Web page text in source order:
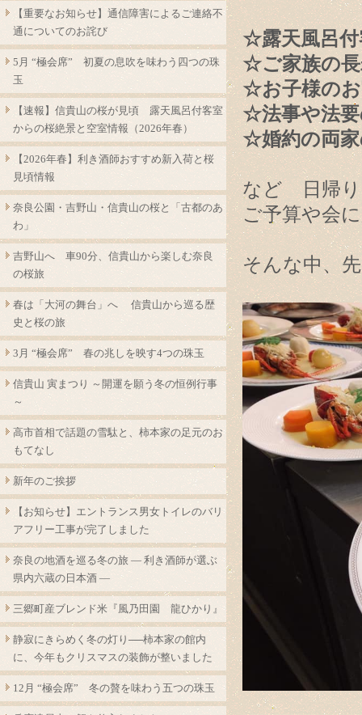
☆露天風呂付
☆ご家族の
☆お子様のお
☆法事や法
☆婚約の両家
など 日帰り
ご予算や会
そんな中、
【重要なお知らせ】通信障害によるご連絡不
通についてのお詫び
5月 “極会席” 初夏の息吹を味わう四つの珠
玉
【速報】信貴山の桜が見頃 露天風呂付客室
からの桜絶景と空室情報（2026年春）
【2026年春】利き酒師おすすめ新入荷と桜
見頃情報
奈良公園・吉野山・信貴山の桜と「古都のあ
わ」
吉野山へ 車90分、信貴山から楽しむ奈良
の桜旅
春は「大河の舞台」へ 信貴山から巡る歴
史と桜の旅
3月 “極会席” 春の兆しを映す4つの珠玉
信貴山 寅まつり ～開運を願う冬の恒例行事
～
高市首相で話題の雪駄と、柿本家の足元のお
もてなし
新年のご挨拶
【お知らせ】エントランス男女トイレのバリ
アフリー工事が完了しました
奈良の地酒を巡る冬の旅 ― 利き酒師が選ぶ
県内六蔵の日本酒 ―
三郷町産ブレンド米『風乃田園 龍ひかり』
静寂にきらめく冬の灯り──柿本家の館内
に、今年もクリスマスの装飾が整いました
12月 “極会席” 冬の贅を味わう五つの珠玉